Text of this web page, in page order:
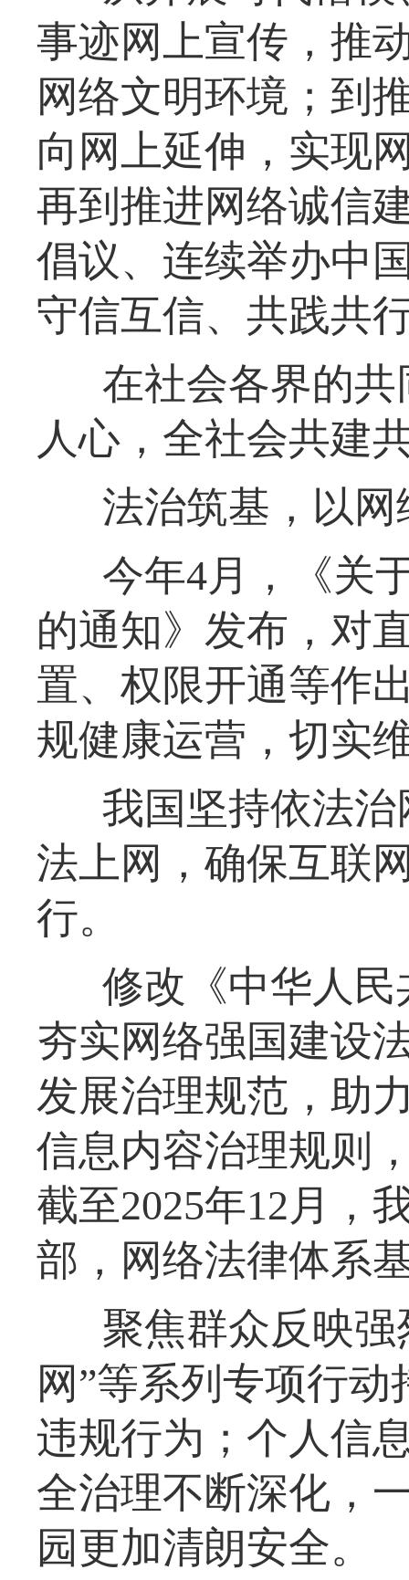
事迹网上宣传，推
网络文明环境；到
向网上延伸，实现
再到推进网络诚信
倡议、连续举办中
守信互信、共践共
在社会各界的
人心，全社会共建
法治筑基，以
今年4月，《关
的通知》发布，对
置、权限开通等作
规健康运营，切实
我国坚持依法
法上网，确保互联
行。
修改《中华人
夯实网络强国建设
发展治理规范，助
信息内容治理规则
截至2025年12月，
部，网络法律体系
聚焦群众反映强
网”等系列专项行
违规行为；个人信
全治理不断深化，
园更加清朗安全。